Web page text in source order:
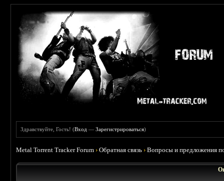
Здравствуйте, Гость! (Вход —Зарегистрироваться)
Metal Torrent Tracker Forum ›Обратная связь ›Вопросы и предложения